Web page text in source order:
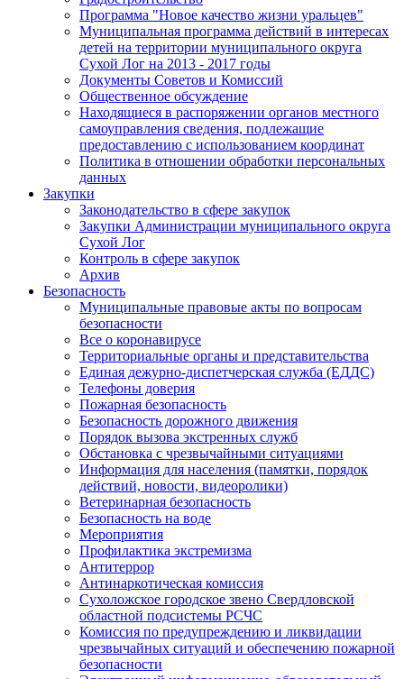
Программа "Новое качество жизни уральцев"
Муниципальная программа действий в интересах
детей на территории муниципального округа
Сухой Лог на 2013 - 2017 годы
Документы Советов и Комиссий
Общественное обсуждение
Находящиеся в распоряжении органов местного
самоуправления сведения, подлежащие
предоставлению с использованием координат
Политика в отношении обработки персональных
данных
Закупки
Законодательство в сфере закупок
Закупки Администрации муниципального округа
Сухой Лог
Контроль в сфере закупок
Архив
Безопасность
Муниципальные правовые акты по вопросам
безопасности
Все о коронавирусе
Территориальные органы и представительства
Единая дежурно-диспетчерская служба (ЕДДС)
Телефоны доверия
Пожарная безопасность
Безопасность дорожного движения
Порядок вызова экстренных служб
Обстановка с чрезвычайными ситуациями
Информация для населения (памятки, порядок
действий, новости, видеоролики)
Ветеринарная безопасность
Безопасность на воде
Мероприятия
Профилактика экстремизма
Антитеррор
Антинаркотическая комиссия
Сухоложское городское звено Свердловской
областной подсистемы РСЧС
Комиссия по предупреждению и ликвидации
чрезвычайных ситуаций и обеспечению пожарной
безопасности